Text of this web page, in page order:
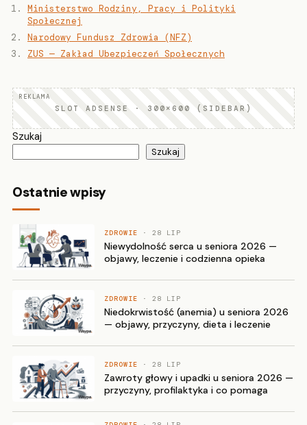
Ministerstwo Rodziny, Pracy i Polityki
Społecznej
Narodowy Fundusz Zdrowia (NFZ)
ZUS — Zakład Ubezpieczeń Społecznych
SLOT ADSENSE · 300×600 (SIDEBAR)
Szukaj
Szukaj
Ostatnie wpisy
ZDROWIE · 28 LIP
Niewydolność serca u seniora 2026 —
objawy, leczenie i codzienna opieka
ZDROWIE · 28 LIP
Niedokrwistość (anemia) u seniora 2026
— objawy, przyczyny, dieta i leczenie
ZDROWIE · 28 LIP
Zawroty głowy i upadki u seniora 2026 —
przyczyny, profilaktyka i co pomaga